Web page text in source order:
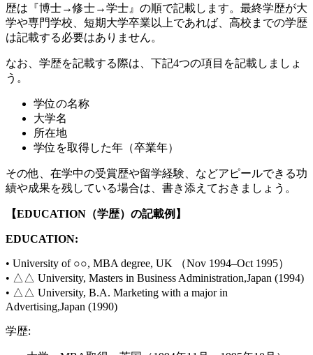
歴は『博士→修士→学士』の順で記載します。最終学歴が大
学や専門学校、短期大学卒業以上であれば、高校までの学歴
は記載する必要はありません。
なお、学歴を記載する際は、下記4つの項目を記載しましょ
う。
学位の名称
大学名
所在地
学位を取得した年（卒業年）
その他、在学中の受賞歴や留学経験、などアピールできる功
績や成果を残している場合は、書き添えておきましょう。
【EDUCATION（学歴）の記載例】
EDUCATION:
• University of ○○, MBA degree, UK （Nov 1994–Oct 1995）
• △△ University, Masters in Business Administration,Japan (1994)
• △△ University, B.A. Marketing with a major in
Advertising,Japan (1990)
学歴: